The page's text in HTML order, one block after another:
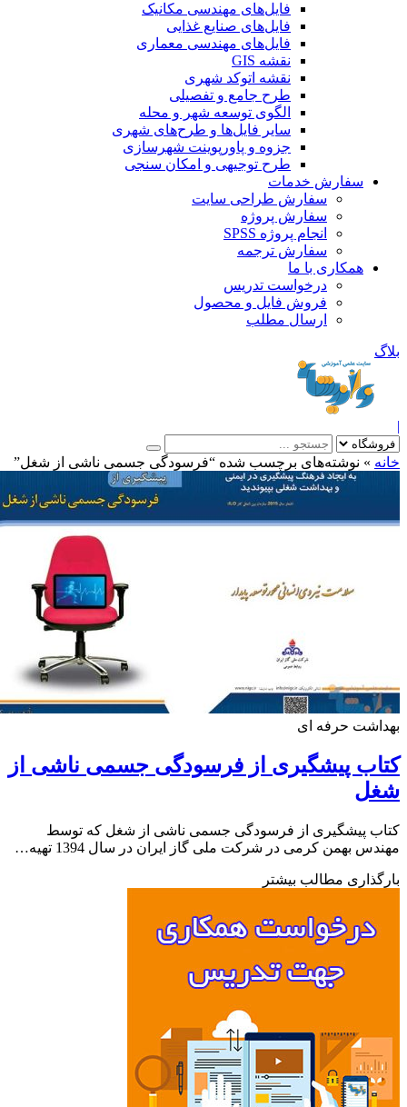
فایل‌های مهندسی مکانیک
فایل‌های صنایع غذایی
فایل‌های مهندسی معماری
نقشه GIS
نقشه اتوکد شهری
طرح جامع و تفصیلی
الگوی توسعه شهر و محله
سایر فایل‌ها و طرح‌های شهری
جزوه و پاورپوینت شهرسازی
طرح توجیهی و امکان سنجی
سفارش خدمات
سفارش طراحی سایت
سفارش پروژه
انجام پروژه SPSS
سفارش ترجمه
همکاری با ما
درخواست تدریس
فروش فایل و محصول
ارسال مطلب
»نوشته‌های برچسب شده “فرسودگی جسمی ناشی از شغل”
حرفه ای
پیشگیری از فرسودگی جسمی ناشی از
پیشگیری از فرسودگی جسمی ناشی از شغل که توسط
بهمن کرمی در شرکت ملی گاز ایران در سال 1394 تهیه…
مطالب بیشتر